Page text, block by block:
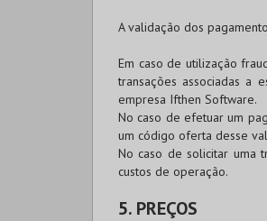
A validação dos
Em caso de utilização
transações associadas a
empresa Ifthen Software.
No caso de efetuar um
um código oferta desse
No caso de solicitar uma
custos de operação.
5. PREÇOS